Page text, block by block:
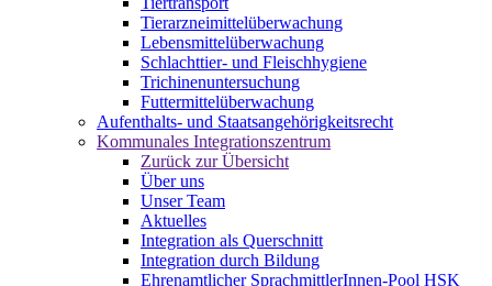
Tierarzneimittelüberwachung
Lebensmittelüberwachung
Schlachttier- und Fleischhygiene
Trichinenuntersuchung
Futtermittelüberwachung
Aufenthalts- und Staatsangehörigkeitsrecht
Kommunales Integrationszentrum
Zurück zur Übersicht
Über uns
Unser Team
Aktuelles
Integration als Querschnitt
Integration durch Bildung
Ehrenamtlicher SprachmittlerInnen-Pool HSK